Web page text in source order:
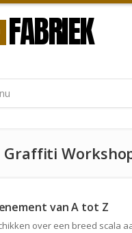
FABRIEK
van A tot Z
over een breed scala